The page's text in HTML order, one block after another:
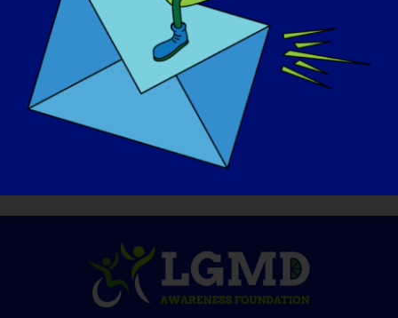
如需阅读更多 "LGMD 焦点访谈"，或自愿参加
即将举行的访谈，请访问我们的网站：
https://www.lgmd-info.org/spotlight-
interviews